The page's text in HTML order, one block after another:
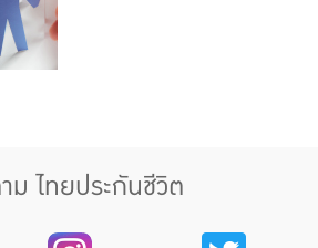
ม ไทยประกันชีวิต